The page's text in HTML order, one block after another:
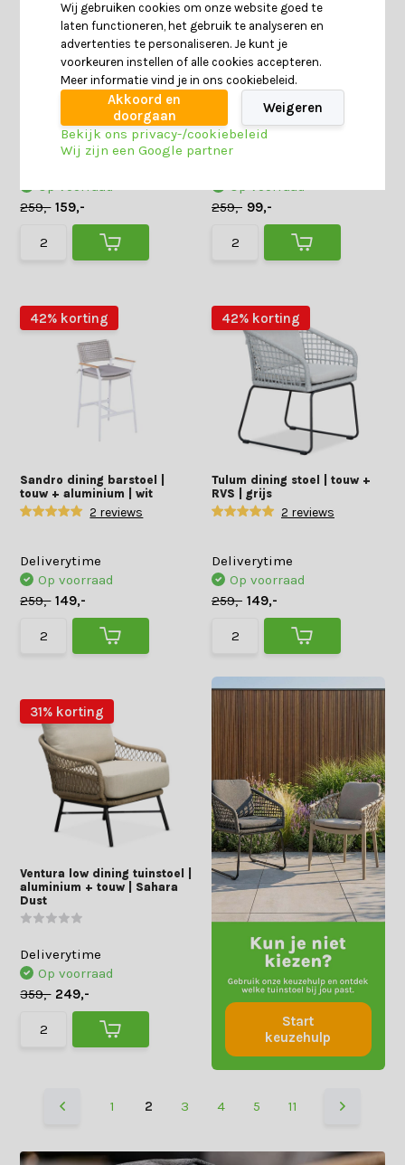
Dakota dining tuinstoel |
touw + aluminium | beige/wit
7 reviews
Op voorraad
259,- 159,-
Padua dining tuinstoel | touw
+ hardhout | zwart
Op voorraad
259,- 99,-
42% korting
Sandro dining barstoel |
touw + aluminium | wit
2 reviews
Deliverytime
Op voorraad
259,- 149,-
42% korting
Tulum dining stoel | touw +
RVS | grijs
2 reviews
Deliverytime
Op voorraad
259,- 149,-
31% korting
Ventura low dining tuinstoel |
aluminium + touw | Sahara
Dust
Deliverytime
Op voorraad
359,- 249,-
Start
keuzehulp
1 2 3 4 5 11
Wij gebruiken cookies om onze website goed te
laten functioneren, het gebruik te analyseren en
advertenties te personaliseren. Je kunt je
voorkeuren instellen of alle cookies accepteren.
Meer informatie vind je in ons cookiebeleid.
Akkoord en
doorgaan
Weigeren
Bekijk ons privacy-/cookiebeleid
Wij zijn een Google partner